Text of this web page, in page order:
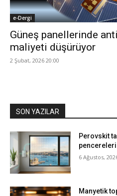
e-Dergi
Güneş panellerinde
maliyeti düşürüyor
2 Şubat, 2026 20:00
SON YAZILAR
Perovskit
pencereleri
6 Ağustos,
Manyetik